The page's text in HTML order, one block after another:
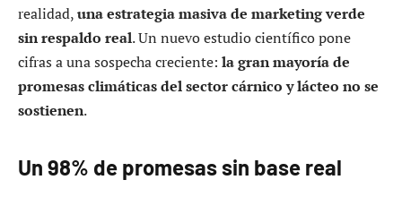
realidad,una estrategia masiva de marketing verde
sin respaldo real. Un nuevo estudio científico pone
cifras a una sospecha creciente: la gran mayoría de
promesas climáticas del sector cárnico y lácteo no se
sostienen.
Un 98% de promesas sin base real